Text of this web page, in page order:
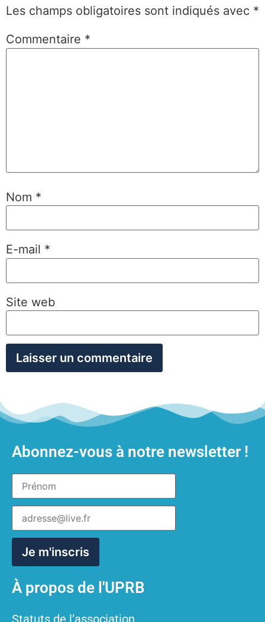
Les champs obligatoires sont indiqués avec *
Commentaire *
Nom *
E-mail *
Site web
Abonnez-vous à notre newsletter !
À propos de l'UPRB